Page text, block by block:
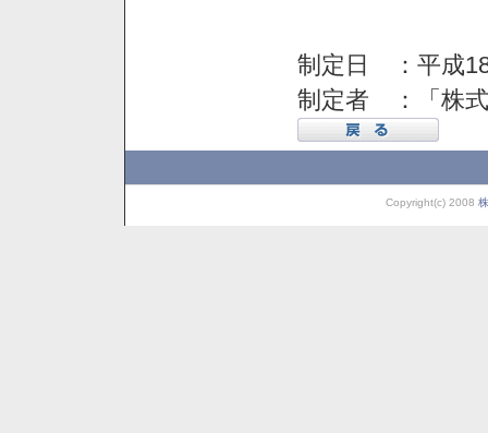
制定日 ：平成
制定者 ：「株
Copyright(c) 2008